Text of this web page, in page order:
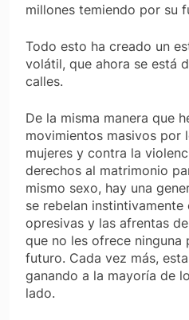
millones temiendo por su
Todo esto ha creado un
volátil, que ahora se está
calles.
De la misma manera que
movimientos masivos por
mujeres y contra la
derechos al matrimonio
mismo sexo, hay una
se rebelan
opresivas y las afrentas
que no les ofrece ninguna
futuro. Cada vez más,
ganando a la mayoría de
lado.